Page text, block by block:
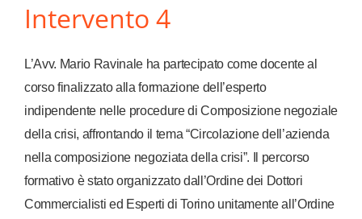
Intervento 4
L’Avv. Mario Ravinale ha partecipato come docente al
corso finalizzato alla formazione dell’esperto
indipendente nelle procedure di Composizione negoziale
della crisi, affrontando il tema “Circolazione dell’azienda
nella composizione negoziata della crisi”. Il percorso
formativo è stato organizzato dall’Ordine dei Dottori
Commercialisti ed Esperti di Torino unitamente all’Ordine